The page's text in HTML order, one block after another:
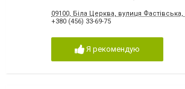
09100, Біла Церква, вулиця Фастівська,
+380 (456) 33-69-75
Я рекомендую